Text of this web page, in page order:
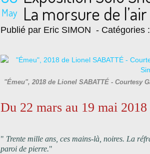
May La morsure de l’air
Publié par Eric SIMON - Catégories :
"Émeu", 2018 de Lionel SABATTÉ - Courtesy
Du 22 mars au 19 mai 2018
" Trente mille ans, ces mains-là, noires. La
paroi de pierre."